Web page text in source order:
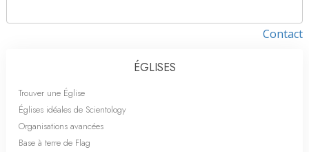
Contact
ÉGLISES
Trouver une Église
Églises idéales de Scientology
Organisations avancées
Base à terre de Flag